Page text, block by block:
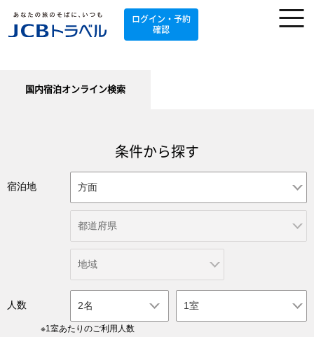
ログイン・予約
確認
国内宿泊オンライン検索
条件から探す
宿泊地
人数 2名
※1室あたりのご利用人数